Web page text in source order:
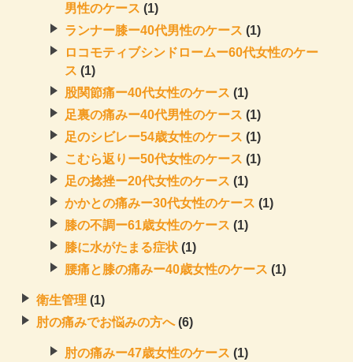
男性のケース (1)
ランナー膝ー40代男性のケース (1)
ロコモティブシンドロームー60代女性のケー
ス (1)
股関節痛ー40代女性のケース (1)
足裏の痛みー40代男性のケース (1)
足のシビレー54歳女性のケース (1)
こむら返りー50代女性のケース (1)
足の捻挫ー20代女性のケース (1)
かかとの痛みー30代女性のケース (1)
膝の不調ー61歳女性のケース (1)
膝に水がたまる症状 (1)
腰痛と膝の痛みー40歳女性のケース (1)
衛生管理 (1)
肘の痛みでお悩みの方へ(6)
肘の痛みー47歳女性のケース (1)